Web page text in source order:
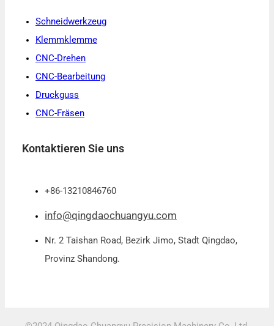
Schneidwerkzeug
Klemmklemme
CNC-Drehen
CNC-Bearbeitung
Druckguss
CNC-Fräsen
Kontaktieren Sie uns
+86-13210846760
info@qingdaochuangyu.com
Nr. 2 Taishan Road, Bezirk Jimo, Stadt Qingdao,
Provinz Shandong.